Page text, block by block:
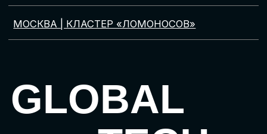
GLOBAL
TECH
FORUM